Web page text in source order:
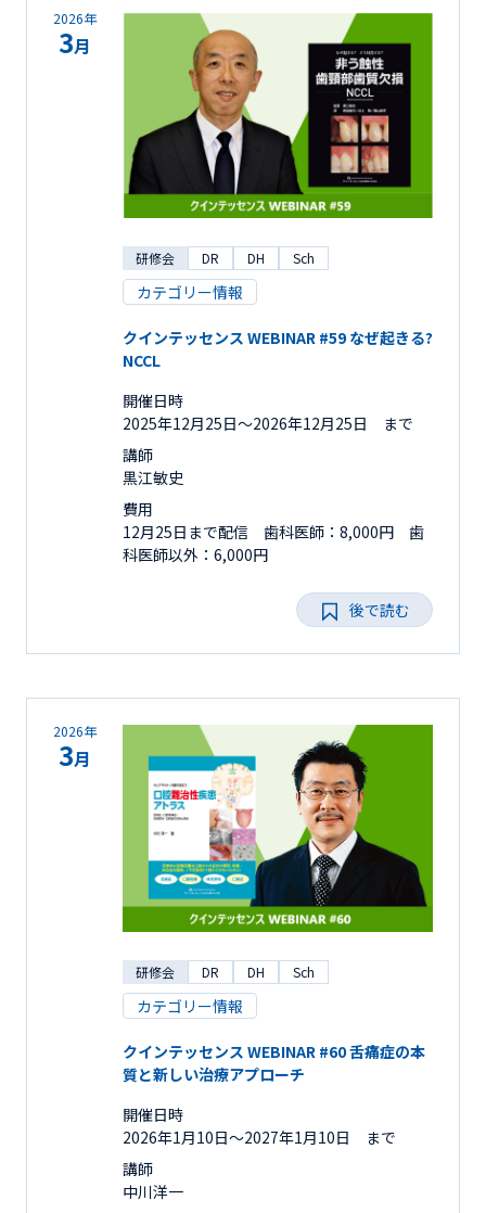
2026年
3月
研修会 DR DH Sch
カテゴリー情報
クインテッセンス WEBINAR #59 なぜ起きる?
NCCL
開催日時
2025年12月25日〜2026年12月25日 まで
講師
黒江敏史
費用
12月25日まで配信 歯科医師：8,000円 歯
科医師以外：6,000円
後で読む
2026年
3月
研修会 DR DH Sch
カテゴリー情報
クインテッセンス WEBINAR #60 舌痛症の本
質と新しい治療アプローチ
開催日時
2026年1月10日〜2027年1月10日 まで
講師
中川洋一